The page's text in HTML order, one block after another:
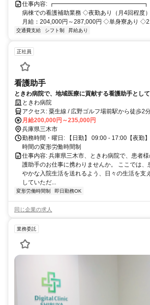
仕事内容: ┏━━━━━━━━━━━━━━━┓ 【
病棟での看護補助業務 ◇夜勤あり（月4回程
月給：204,000円～287,000円 ◇単身寮あり
交通費支給 シフト制 昇給あり
正社員
看護助手
ときわ病院で、地域医療に貢献する看護助手とし
経験でも先輩がしっかりサポートし、あなたらしく
ときわ病院
アクセス: 粟生線 / 広野ゴルフ場前駅から徒歩2
月給200,000円～235,000円
兵庫県三木市
勤務時間・曜日: 【日勤】 09:00 - 17:00【夜勤
時間の変形労働時間制
仕事内容: 兵庫県三木市、ときわ病院で、患者
護助手のお仕事に携わりませんか。 ここでは、
やかな入院生活を送れるよう、日々の生活を支
していただ...
変形労働時間制 即日勤務OK
同じ企業の求人
業務委託